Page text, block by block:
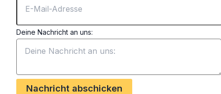
Deine Nachricht an uns:
Nachricht abschicken